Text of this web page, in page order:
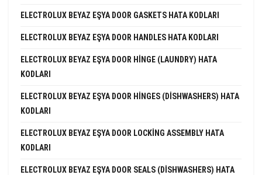
ELECTROLUX BEYAZ EŞYA DOOR GASKETS HATA KODLARI
ELECTROLUX BEYAZ EŞYA DOOR HANDLES HATA KODLARI
ELECTROLUX BEYAZ EŞYA DOOR HINGE (LAUNDRY) HATA
KODLARI
ELECTROLUX BEYAZ EŞYA DOOR HINGES (DISHWASHERS) HATA
KODLARI
ELECTROLUX BEYAZ EŞYA DOOR LOCKING ASSEMBLY HATA
KODLARI
ELECTROLUX BEYAZ EŞYA DOOR SEALS (DISHWASHERS) HATA